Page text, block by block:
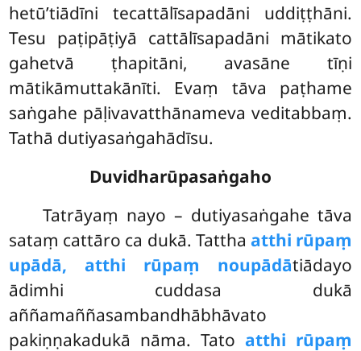
hetū’tiādīni tecattālīsapadāni uddiṭṭhāni.
Tesu paṭipāṭiyā cattālīsapadāni mātikato
gahetvā ṭhapitāni, avasāne tīṇi
mātikāmuttakānīti. Evaṃ tāva paṭhame
saṅgahe pāḷivavatthānameva veditabbaṃ.
Tathā dutiyasaṅgahādīsu.
Duvidharūpasaṅgaho
Tatrāyaṃ nayo – dutiyasaṅgahe tāva
sataṃ cattāro ca dukā. Tattha atthi rūpaṃ
upādā, atthi rūpaṃ noupādātiādayo
ādimhi cuddasa dukā
aññamaññasambandhābhāvato
pakiṇṇakadukā nāma. Tato atthi rūpaṃ